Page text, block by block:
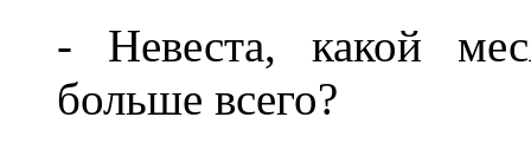
- Невеста, какой
больше всего?